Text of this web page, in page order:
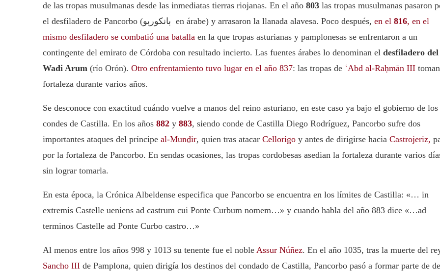
de las tropas musulmanas desde las inmediatas tierras riojanas. En el año 803 las tropas musulmanas pasaron
el desfiladero de Pancorbo (بانكوربو‏ en árabe) y arrasaron la llanada alavesa. Poco después, en el 816, en el
mismo desfiladero se combatió una batalla en la que tropas asturianas y pamplonesas se enfrentaron a un
contingente del emirato de Córdoba con resultado incierto. Las fuentes árabes lo denominan el desfiladero del
Wadi Arum (río Orón). Otro enfrentamiento tuvo lugar en el año 837: las tropas de ʿAbd al-Raḥmān III
fortaleza durante varios años.
Se desconoce con exactitud cuándo vuelve a manos del reino asturiano, en este caso ya bajo el gobierno de los
condes de Castilla. En los años 882 y 883, siendo conde de Castilla Diego Rodríguez, Pancorbo sufre dos
importantes ataques del príncipe al-Munḏir, quien tras atacar Cellorigo y antes de dirigirse hacia Castrojeriz,
por la fortaleza de Pancorbo. En sendas ocasiones, las tropas cordobesas asedian la fortaleza durante varios
sin lograr tomarla.
En esta época, la Crónica Albeldense especifica que Pancorbo se encuentra en los límites de Castilla: «… in
extremis Castelle ueniens ad castrum cui Ponte Curbum nomem…» y cuando habla del año 883 dice «…ad
terminos Castelle ad Ponte Curbo castro…»
Al menos entre los años 998 y 1013 su tenente fue el noble Assur Núñez. En el año 1035, tras la muerte del
Sancho III de Pamplona, quien dirigía los destinos del condado de Castilla, Pancorbo pasó a formar parte de